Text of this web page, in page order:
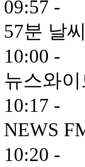
09:57 -
57분 날
10:00 -
뉴스와이
10:17 -
NEWS
10:20 -